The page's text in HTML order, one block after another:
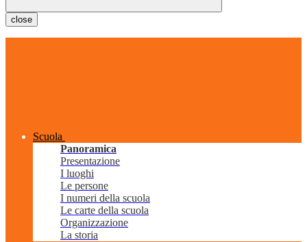
close
Scuola
Panoramica
Presentazione
I luoghi
Le persone
I numeri della scuola
Le carte della scuola
Organizzazione
La storia